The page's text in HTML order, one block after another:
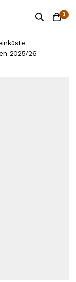
0
2025/26